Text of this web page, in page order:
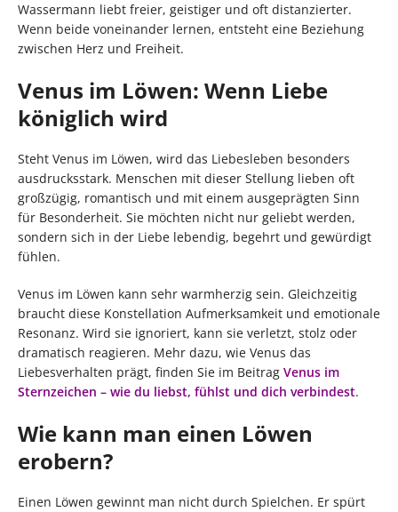
Wassermann liebt freier, geistiger und oft distanzierter.
Wenn beide voneinander lernen, entsteht eine Beziehung
zwischen Herz und Freiheit.
Venus im Löwen: Wenn Liebe
königlich wird
Steht Venus im Löwen, wird das Liebesleben besonders
ausdrucksstark. Menschen mit dieser Stellung lieben oft
großzügig, romantisch und mit einem ausgeprägten Sinn
für Besonderheit. Sie möchten nicht nur geliebt werden,
sondern sich in der Liebe lebendig, begehrt und gewürdigt
fühlen.
Venus im Löwen kann sehr warmherzig sein. Gleichzeitig
braucht diese Konstellation Aufmerksamkeit und emotionale
Resonanz. Wird sie ignoriert, kann sie verletzt, stolz oder
dramatisch reagieren. Mehr dazu, wie Venus das
Liebesverhalten prägt, finden Sie im Beitrag Venus im
Sternzeichen – wie du liebst, fühlst und dich verbindest.
Wie kann man einen Löwen
erobern?
Einen Löwen gewinnt man nicht durch Spielchen. Er spürt